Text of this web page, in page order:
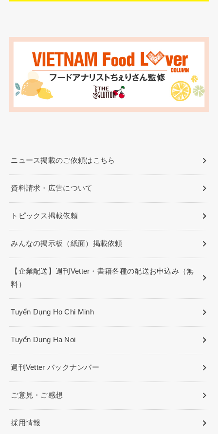
ニュース掲載のご依頼はこちら
資料請求・広告について
トピックス掲載依頼
みんなの掲示板（紙面）掲載依頼
【企業配送】週刊Vetter・書籍各種の配送お申込み（無
料）
Tuyển Dụng Ho Chi Minh
Tuyển Dụng Ha Noi
週刊Vetter バックナンバー
ご意見・ご感想
採用情報